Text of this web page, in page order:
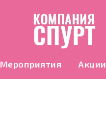
Мероприятия Акции